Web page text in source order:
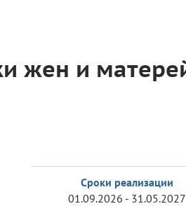
жен и
Сроки реализации
01.09.2026 - 31.05.2027